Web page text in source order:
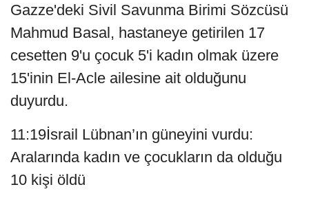
Gazze'deki Sivil Savunma Birimi Sözcüsü
Mahmud Basal, hastaneye getirilen 17
cesetten 9'u çocuk 5'i kadın olmak üzere
15'inin El-Acle ailesine ait olduğunu
duyurdu.
11:19İsrail Lübnan’ın güneyini vurdu:
Aralarında kadın ve çocukların da olduğu
10 kişi öldü